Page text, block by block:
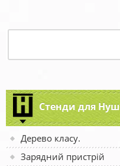
Стенди для Нуш
Дерево класу.
Зарядний пристрій